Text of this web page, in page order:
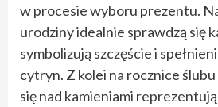
w procesie wyboru prezentu.
urodziny idealnie sprawdzą się
symbolizują szczęście i
cytryn. Z kolei na rocznice
się nad kamieniami